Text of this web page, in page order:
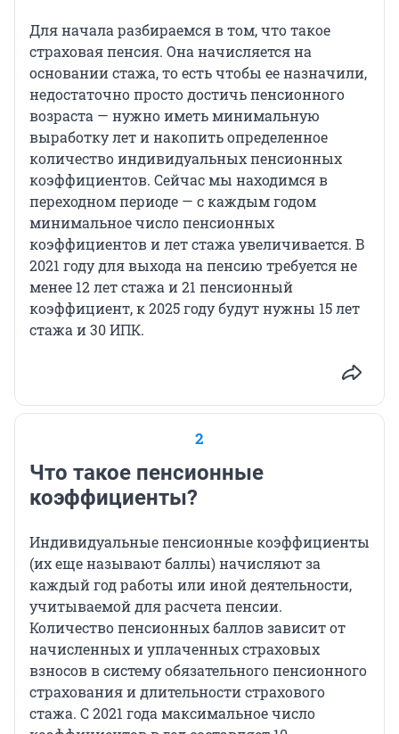
Для начала разбираемся в том, что такое
страховая пенсия. Она начисляется на
основании стажа, то есть чтобы ее назначили,
недостаточно просто достичь пенсионного
возраста — нужно иметь минимальную
выработку лет и накопить определенное
количество индивидуальных пенсионных
коэффициентов. Сейчас мы находимся в
переходном периоде — с каждым годом
минимальное число пенсионных
коэффициентов и лет стажа увеличивается. В
2021 году для выхода на пенсию требуется не
менее 12 лет стажа и 21 пенсионный
коэффициент, к 2025 году будут нужны 15 лет
стажа и 30 ИПК.
2
Что такое пенсионные
коэффициенты?
Индивидуальные пенсионные коэффициенты
(их еще называют баллы) начисляют за
каждый год работы или иной деятельности,
учитываемой для расчета пенсии.
Количество пенсионных баллов зависит от
начисленных и уплаченных страховых
взносов в систему обязательного пенсионного
страхования и длительности страхового
стажа. С 2021 года максимальное число